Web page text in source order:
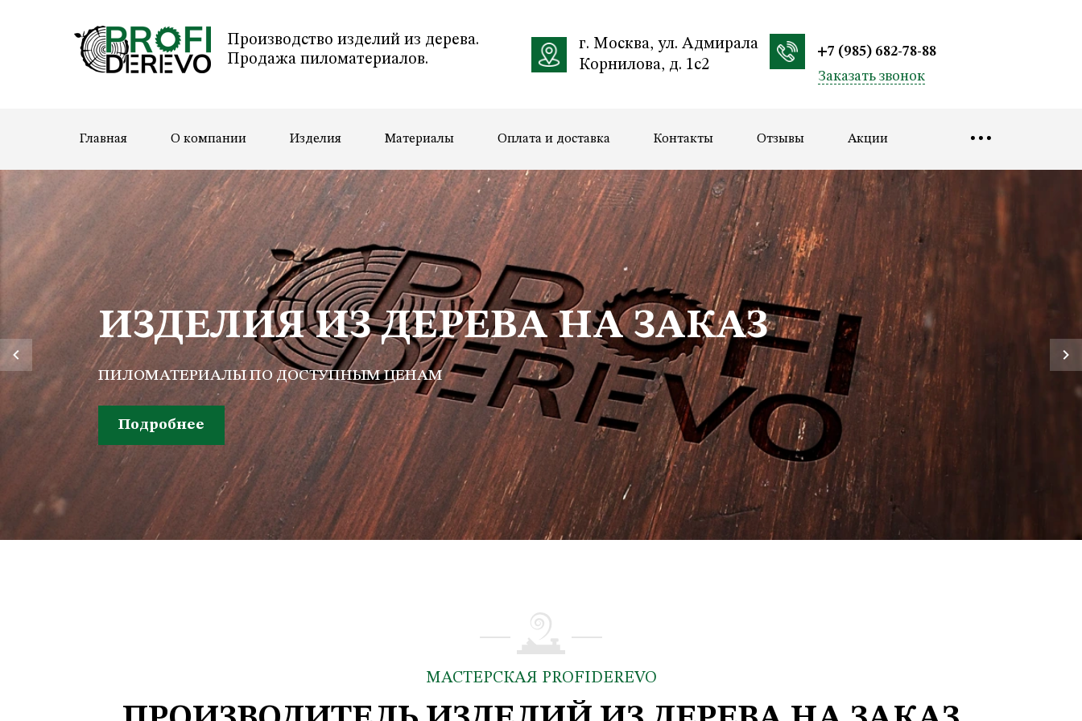
Производство изделий из дерева.
Продажа пиломатериалов.
+7 (985) 682-78-88
Заказать звонок
г. Москва, ул. Адмирала
Корнилова, д. 1с2
Главная О компании Изделия Материалы Оплата и доставка Контакты Отзывы Акции ...
ИЗДЕЛИЯ ИЗ ДЕРЕВА НА ЗАКАЗ
ПИЛОМАТЕРИАЛЫ ПО ДОСТУПНЫМ ЦЕНАМ
Подробнее
МАСТЕРСКАЯ PROFIDEREVO